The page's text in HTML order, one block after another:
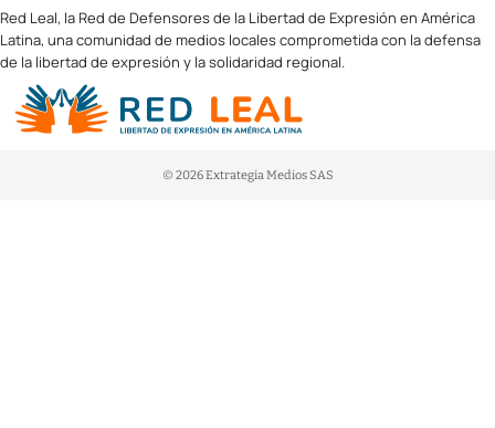
Red Leal, la Red de Defensores de la Libertad de Expresión en América
Latina, una comunidad de medios locales comprometida con la defensa
de la libertad de expresión y la solidaridad regional.
© 2026 Extrategia Medios SAS